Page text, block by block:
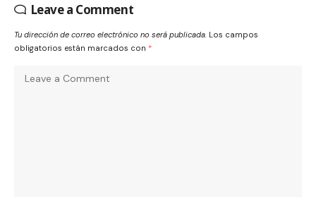
Leave a Comment
Tu dirección de correo electrónico no será publicada. Los campos
obligatorios están marcados con *